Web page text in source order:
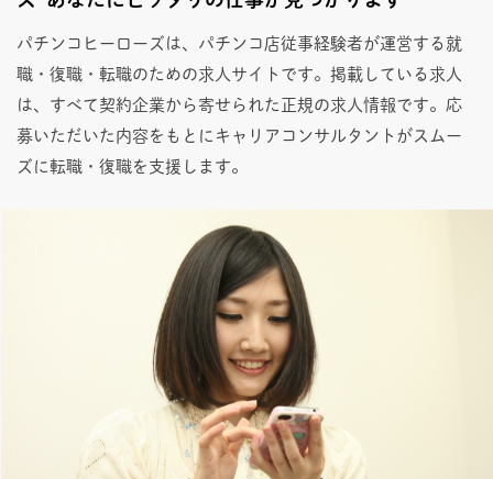
パチンコヒーローズは、パチンコ店従事経験者が運営する就
職・復職・転職のための求人サイトです。掲載している求人
は、すべて契約企業から寄せられた正規の求人情報です。応
募いただいた内容をもとにキャリアコンサルタントがスムー
ズに転職・復職を支援します。